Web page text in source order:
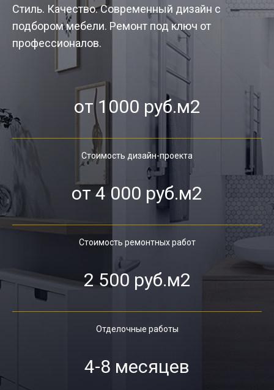
Стиль. Качество. Современный дизайн с
подбором мебели. Ремонт под ключ от
профессионалов.
от 1000 руб.м2
Стоимость дизайн-проекта
от 4 000 руб.м2
Стоимость ремонтных работ
2 500 руб.м2
Отделочные работы
4-8 месяцев